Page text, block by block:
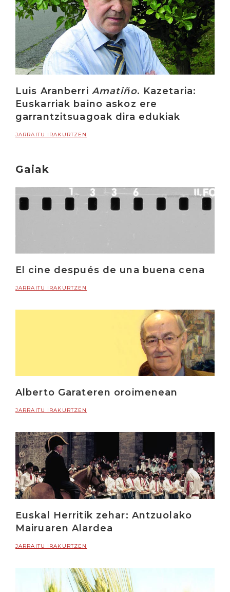
Luis Aranberri Amatiño. Kazetaria:
Euskarriak baino askoz ere
garrantzitsuagoak dira edukiak
JARRAITU IRAKURTZEN
Gaiak
El cine después de una buena cena
JARRAITU IRAKURTZEN
Alberto Garateren oroimenean
JARRAITU IRAKURTZEN
Euskal Herritik zehar: Antzuolako
Mairuaren Alardea
JARRAITU IRAKURTZEN